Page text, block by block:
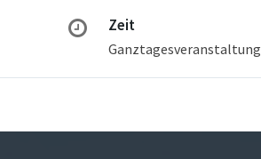
Zeit
Ganztagesveranstaltung